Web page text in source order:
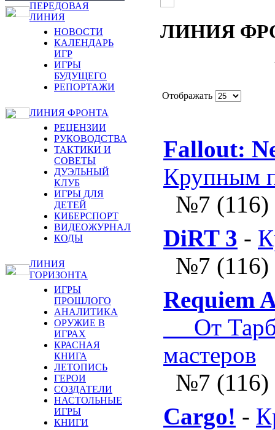
ПЕРЕДОВАЯ
ЛИНИЯ
НОВОСТИ
КАЛЕНДАРЬ
ИГР
ИГРЫ
БУДУЩЕГО
РЕПОРТАЖИ
ЛИНИЯ ФРОНТА
РЕЦЕНЗИИ
РУКОВОДСТВА
ТАКТИКИ И
СОВЕТЫ
ДУЭЛЬНЫЙ
КЛУБ
ИГРЫ ДЛЯ
ДЕТЕЙ
КИБЕРСПОРТ
ВИДЕОЖУРНАЛ
КОДЫ
ЛИНИЯ
ГОРИЗОНТА
ИГРЫ
ПРОШЛОГО
АНАЛИТИКА
ОРУЖИЕ В
ИГРАХ
КРАСНАЯ
КНИГА
ЛЕТОПИСЬ
ГЕРОИ
СОЗДАТЕЛИ
НАСТОЛЬНЫЕ
ИГРЫ
КНИГИ
ЛИНИЯ
Отображать
Fallout:
Крупным
№7 (116)
DiRT 3 -
№7 (116)
Requiem
От
мастеров
№7 (116)
Cargo! -